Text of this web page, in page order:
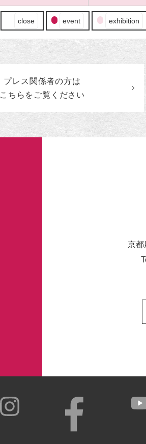
（木）
ト)
（
ト)
月
21
日
イ
ベ
ン
月
22
日
イ
ベ
ン
年
月
日
（木）
件
イ
ン
ト)
年
月
（
件
イ
ン
ト
テ
ゴ
ー
close event exhibition
プレス関係者の方は
こちらをご覧ください
京都